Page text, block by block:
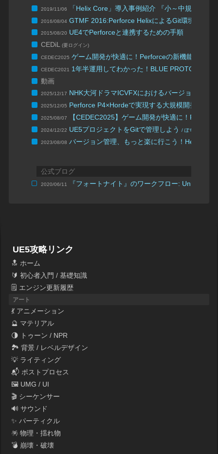
2019/11/06 「Helix Core」導入事例紹介 『小～中規模事
2016/08/04 GTMF 2016:Perforce HelixによるGit環境の改
2015/08/20 UE4でPerforceと連携するための手順
CEDiL(要ログイン)
CEDEC2025 ゲーム開発が快適に！Perforceの新機能で“待た
CEDEC2021
1年半運用してわかった！BLUE PROTOCOL
動画
2025/12/17 NHK大河ドラマICVFXにおけるバージョン管理
2025/12/05 Perforce P4×Hordeで実現する大規模開発オー
2025/08/07 【CEDEC2025】ゲーム開発が快適に！
2024/12/22 UE5プロジェクトをGitで管理しよう/ ぽちお – UE
2023/08/08 バージョン管理、もっと楽に行こう！
公式ブログ
2020/06/11 『フォートナイト』のワークフロー:
UE5攻略リンク
🔝 ホーム
🔰 初心者入門 / 基礎知識
🗒 エンジン更新履歴
アート
💃 アニメーション
🔮 マテリアル
🌗 トゥーン / NPR
🏞 背景 / レベルデザイン
💡 ライティング
📬 ポストプロセス
🖼 UMG / UI
🎬 シーケンサー
🔊 サウンド
✨ パーティクル
🪅 物理・揺れ物
💣 崩壊・破壊